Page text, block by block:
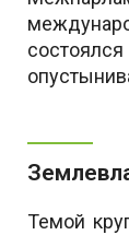
Темой